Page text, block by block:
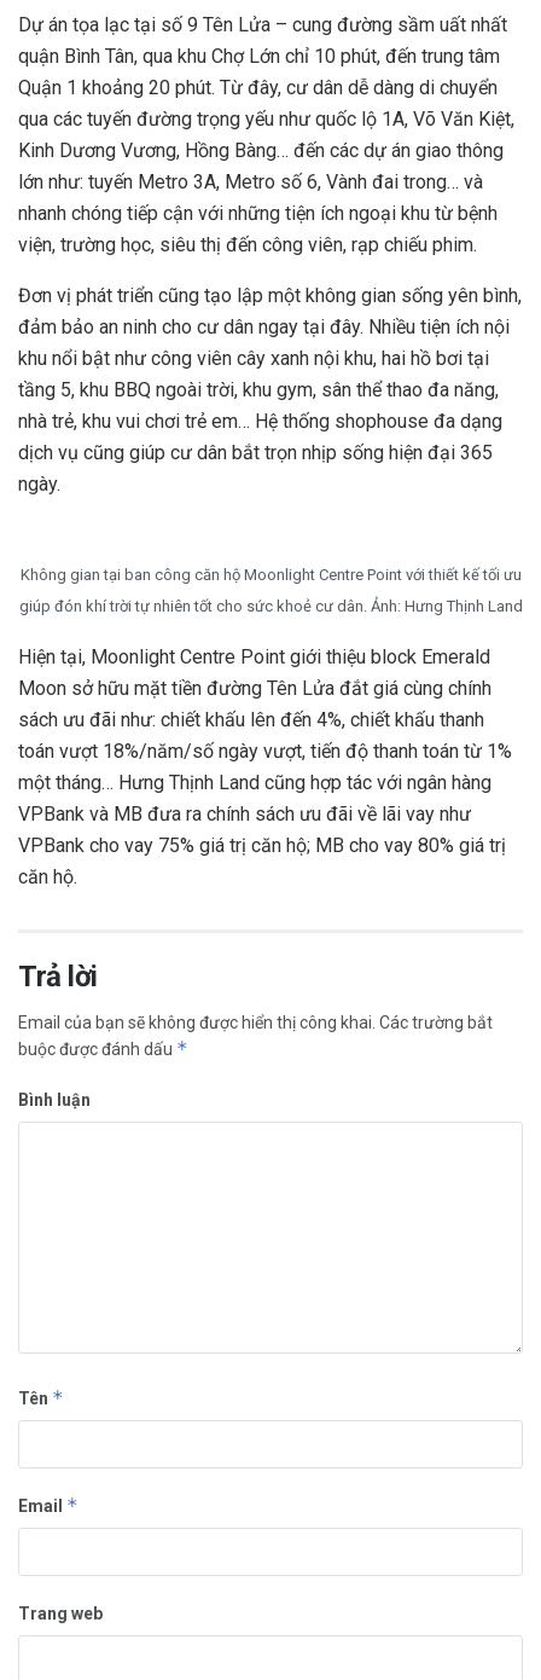
Dự án tọa lạc tại số 9 Tên Lửa – cung đường sầm uất nhất
quận Bình Tân, qua khu Chợ Lớn chỉ 10 phút, đến trung tâm
Quận 1 khoảng 20 phút. Từ đây, cư dân dễ dàng di chuyển
qua các tuyến đường trọng yếu như quốc lộ 1A, Võ Văn Kiệt,
Kinh Dương Vương, Hồng Bàng… đến các dự án giao thông
lớn như: tuyến Metro 3A, Metro số 6, Vành đai trong… và
nhanh chóng tiếp cận với những tiện ích ngoại khu từ bệnh
viện, trường học, siêu thị đến công viên, rạp chiếu phim.
Đơn vị phát triển cũng tạo lập một không gian sống yên bình,
đảm bảo an ninh cho cư dân ngay tại đây. Nhiều tiện ích nội
khu nổi bật như công viên cây xanh nội khu, hai hồ bơi tại
tầng 5, khu BBQ ngoài trời, khu gym, sân thể thao đa năng,
nhà trẻ, khu vui chơi trẻ em… Hệ thống shophouse đa dạng
dịch vụ cũng giúp cư dân bắt trọn nhịp sống hiện đại 365
ngày.
Không gian tại ban công căn hộ Moonlight Centre Point với thiết kế tối ưu
giúp đón khí trời tự nhiên tốt cho sức khoẻ cư dân. Ảnh: Hưng Thịnh Land
Hiện tại, Moonlight Centre Point giới thiệu block Emerald
Moon sở hữu mặt tiền đường Tên Lửa đắt giá cùng chính
sách ưu đãi như: chiết khấu lên đến 4%, chiết khấu thanh
toán vượt 18%/năm/số ngày vượt, tiến độ thanh toán từ 1%
một tháng… Hưng Thịnh Land cũng hợp tác với ngân hàng
VPBank và MB đưa ra chính sách ưu đãi về lãi vay như
VPBank cho vay 75% giá trị căn hộ; MB cho vay 80% giá trị
căn hộ.
Trả lời
Email của bạn sẽ không được hiển thị công khai. Các trường bắt
buộc được đánh dấu *
Bình luận
Tên *
Email *
Trang web